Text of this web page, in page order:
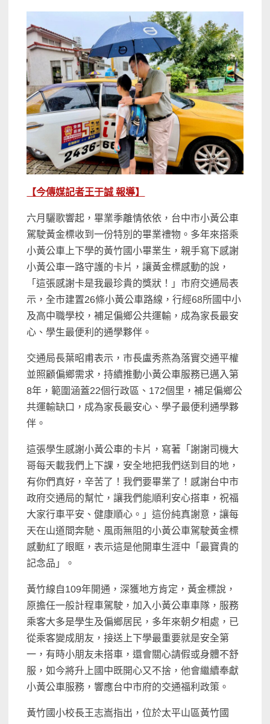
【今傳媒記者王于誠 報導】
六月驪歌響起，畢業季離情依依，台中市小黃公車
駕駛黃金標收到一份特別的畢業禮物。多年來搭乘
小黃公車上下學的黃竹國小畢業生，親手寫下感謝
小黃公車一路守護的卡片，讓黃金標感動的說，
「這張感謝卡是我最珍貴的獎狀！」市府交通局表
示，全市建置26條小黃公車路線，行經68所國中小
及高中職學校，補足偏鄉公共運輸，成為家長最安
心、學生最便利的通學夥伴。
交通局長葉昭甫表示，市長盧秀燕為落實交通平權
並照顧偏鄉需求，持續推動小黃公車服務已邁入第
8年，範圍涵蓋22個行政區、172個里，補足偏鄉公
共運輸缺口，成為家長最安心、學子最便利通學夥
伴。
這張學生感謝小黃公車的卡片，寫著「謝謝司機大
哥每天載我們上下課，安全地把我們送到目的地，
有你們真好，辛苦了！我們要畢業了！感謝台中市
政府交通局的幫忙，讓我們能順利安心搭車，祝福
大家行車平安、健康順心。」這份純真謝意，讓每
天在山道間奔馳、風雨無阻的小黃公車駕駛黃金標
感動紅了眼眶，表示這是他開車生涯中「最寶貴的
記念品」。
黃竹線自109年開通，深獲地方肯定，黃金標說，
原擔任一般計程車駕駛，加入小黃公車車隊，服務
乘客大多是學生及偏鄉居民，多年來朝夕相處，已
從乘客變成朋友，接送上下學最重要就是安全第
一，有時小朋友未搭車，還會關心請假或身體不舒
服，如今將升上國中既開心又不捨，他會繼續奉獻
小黃公車服務，響應台中市府的交通福利政策。
黃竹國小校長王志嵩指出，位於太平山區黃竹國